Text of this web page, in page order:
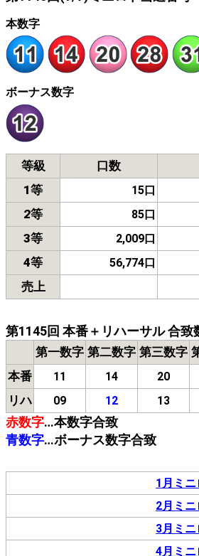
本数字
ボーナス数字
等級 口数
1等
15口
2等 85口
3等 2,009口
4等 56,774口
売上
第1145回 本番＋リハーサル 合致
第一数字 第二数字 第三数字
本番
11 14 20
リハ 09 12 13
赤数字…本数字合致
青数字…ボーナス数字合致
1月ミ
2月ミ
3月ミ
4月ミ